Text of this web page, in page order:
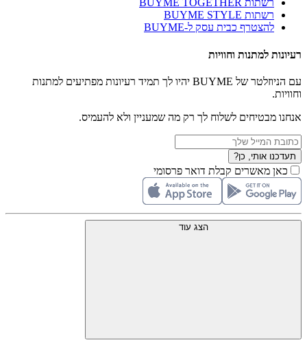
רשתות BUYME TOGETHER
רשתות BUYME STYLE
להצטרף כבית עסק ל-BUYME
רעיונות למתנות וחוויות
עם הניוזלטר של BUYME יהיו לך תמיד רעיונות מפתיעים למתנות
וחוויות.
אנחנו מבטיחים לשלוח לך רק מה שמעניין ולא להעמיס.
תעדכנו אותי, כן?
כאן מאשרים קבלת דואר פרסומי
הצג עוד